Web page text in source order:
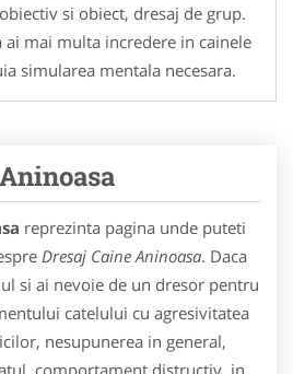
si obiect, dresaj de grup.
ai mai multa incredere in cainele
simularea mentala necesara.
reprezinta pagina unde puteti
Dresaj Caine Aninoasa. Daca
si ai nevoie de un dresor pentru
catelului cu agresivitatea
nesupunerea in general,
comportament distructiv, in